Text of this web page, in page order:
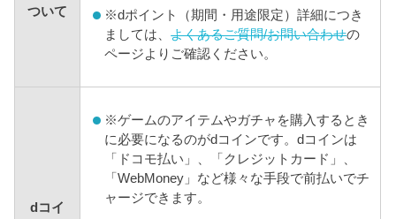
ついて
※dポイント（期間・用途限定）詳細につき
ましては、よくあるご質問/お問い合わせの
ページよりご確認ください。
dコイ
※ゲームのアイテムやガチャを購入するとき
に必要になるのがdコインです。dコインは
「ドコモ払い」、「クレジットカード」、
「WebMoney」など様々な手段で前払いでチ
ャージできます。